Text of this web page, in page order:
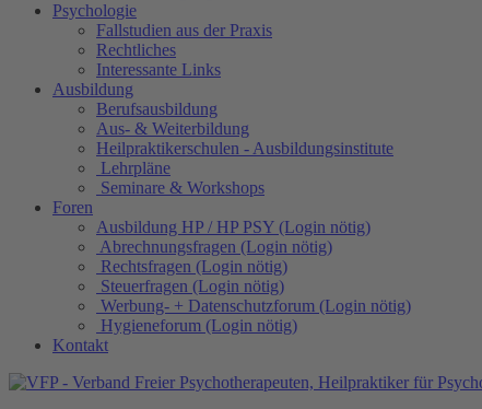
Psychologie
Fallstudien aus der Praxis
Rechtliches
Interessante Links
Ausbildung
Berufsausbildung
Aus- & Weiterbildung
Heilpraktikerschulen - Ausbildungsinstitute
Lehrpläne
Seminare & Workshops
Foren
Ausbildung HP / HP PSY (Login nötig)
Abrechnungsfragen (Login nötig)
Rechtsfragen (Login nötig)
Steuerfragen (Login nötig)
Werbung- + Datenschutzforum (Login nötig)
Hygieneforum (Login nötig)
Kontakt